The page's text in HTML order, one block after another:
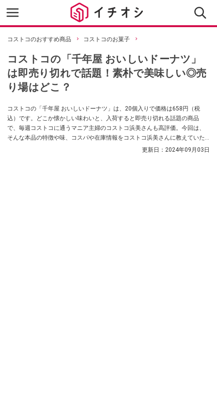
コストコのおすすめ商品 コストコのお菓子
コストコの「千年屋 おいしいドーナツ」
は即売り切れで話題！素朴で美味しい◎売
り場はどこ？
コストコの「千年屋 おいしいドーナツ」は、20個入りで価格は658円（税
込）です。どこか懐かしい味わいと、入荷すると即売り切れる話題の商品
で、毎週コストコに通うマニア主婦のコストコ浜美さんも高評価。今回は、
そんな本品の特徴や味、コスパや在庫情報をコストコ浜美さんに教えていた
更新日： 2024年09月03日